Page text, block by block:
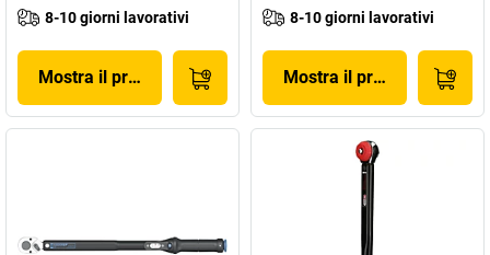
8-10 giorni lavorativi
Mostra il prodotto
8-10 giorni lavorativi
Mostra il prodotto